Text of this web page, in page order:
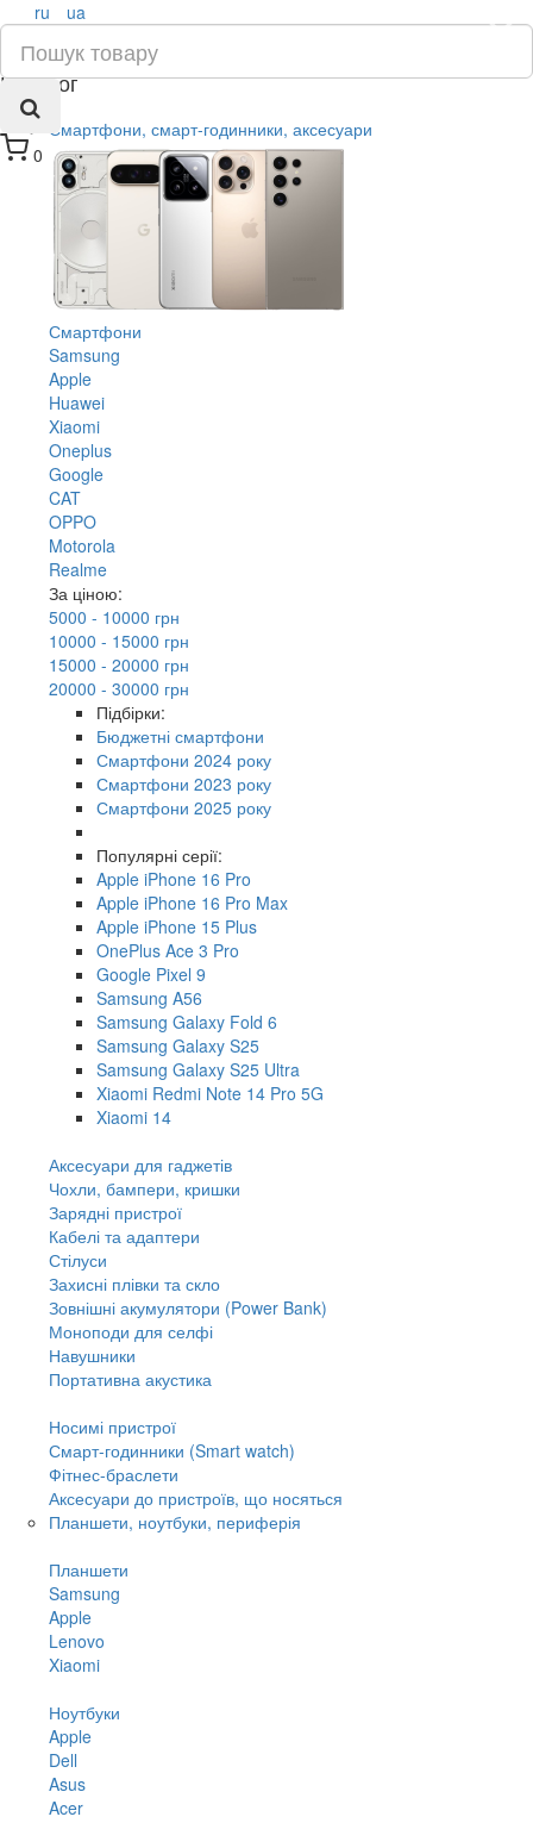
0
×
ru ua
Каталог
Смартфони, смарт-годинники, аксесуари
Смартфони
Samsung
Apple
Huawei
Xiaomi
Oneplus
Google
CAT
OPPO
Motorola
Realme
За ціною:
5000 - 10000 грн
10000 - 15000 грн
15000 - 20000 грн
20000 - 30000 грн
Підбірки:
Бюджетні смартфони
Смартфони 2024 року
Смартфони 2023 року
Смартфони 2025 року
Популярні серії:
Apple iPhone 16 Pro
Apple iPhone 16 Pro Max
Apple iPhone 15 Plus
OnePlus Ace 3 Pro
Google Pixel 9
Samsung A56
Samsung Galaxy Fold 6
Samsung Galaxy S25
Samsung Galaxy S25 Ultra
Xiaomi Redmi Note 14 Pro 5G
Xiaomi 14
Аксесуари для гаджетів
Чохли, бампери, кришки
Зарядні пристрої
Кабелі та адаптери
Стілуси
Захисні плівки та скло
Зовнішні акумулятори (Power Bank)
Моноподи для селфі
Навушники
Портативна акустика
Носимі пристрої
Смарт-годинники (Smart watch)
Фітнес-браслети
Аксесуари до пристроїв, що носяться
Планшети, ноутбуки, периферія
Планшети
Samsung
Apple
Lenovo
Xiaomi
Ноутбуки
Apple
Dell
Asus
Acer